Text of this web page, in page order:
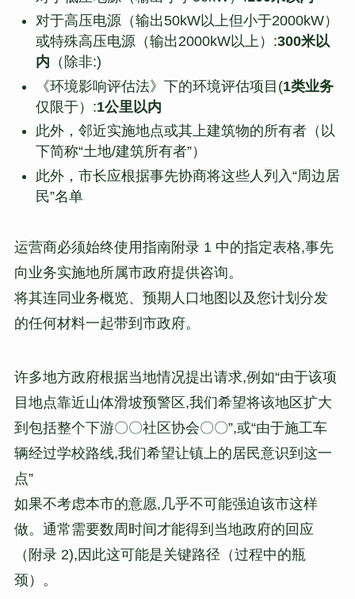
对于高压电源（输出50kW以上但小于2000kW）
或特殊高压电源（输出2000kW以上）:300米以
内 （除非:)
《环境影响评估法》下的环境评估项目(1类业务
仅限于）:1公里以内
此外，邻近实施地点或其上建筑物的所有者（以
下简称“土地/建筑所有者”）
此外，市长应根据事先协商将这些人列入“周边居
民”名单
运营商必须始终使用指南附录 1 中的指定表格,事先
向业务实施地所属市政府提供咨询。
将其连同业务概览、预期人口地图以及您计划分发
的任何材料一起带到市政府。
许多地方政府根据当地情况提出请求,例如“由于该项
目地点靠近山体滑坡预警区,我们希望将该地区扩大
到包括整个下游〇〇社区协会〇〇”,或“由于施工车
辆经过学校路线,我们希望让镇上的居民意识到这一
点”
如果不考虑本市的意愿,几乎不可能强迫该市这样
做。通常需要数周时间才能得到当地政府的回应
（附录 2),因此这可能是关键路径（过程中的瓶
颈）。